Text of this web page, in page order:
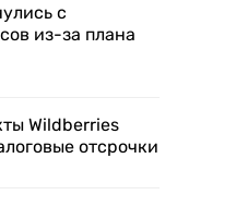
с
из-за плана
Wildberries
отсрочки